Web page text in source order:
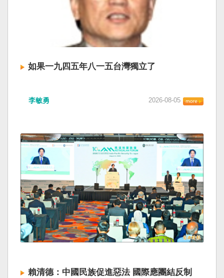
約等國際規範，「中共有關部門的無理粗魯聲明
是對國際秩序與規範的無知、漠視與踐踏，極其
可笑」。 中國海事局官網六日公告，颱風白海豚
將影響台灣海峽及周邊海域，廣東海事局決定六
日晚間六時起，對經過台灣海峽南口北上船舶實
施交通管制，各船舶必須遵守交通管制要求，聽
從現場海事管理機構指揮。 海巡署昨表示，台灣
自由」原則，中國無任何權利對該水域實施「管
之實的認知作戰，企圖藉海事管制將台海內水
化，予以最嚴厲譴責，並要求中方恪守國際規
範，避免破壞區域的和平穩定。 海巡署同時強
調，將持續運用聯合情監偵手段，全天候掌握我
國周邊海域動態，目前未偵獲中國船舶異常舉
動，亦未接獲航商反映遭到廣播干擾，提醒航經
該海域之商貨輪，如接獲中方廣播時，無需理會
中方要求，並請立即通報相關單位，海巡署將會
採取一切必要手段，確保船舶航行自由與安全。
如果一九四五年八一五台灣獨立了
的歷史就不會有中國國民黨，也不會捲入迄今仍
兩岸已有正常外交，中國也可致力提升國民福
祉。 如果一九四五年八一五台灣獨立了，就像二
戰後許多殖民地選擇獨立，成為杭廷頓第二波民
主化的歷史。獨立的台灣會像脫離日本殖民的韓
國，八一五這一天成為獨立紀念日及光復節。不
同於有國家歷史的朝鮮，台灣是新興國家，開展
自己國家的歷史。台灣沒有像朝鮮的左右路線競
逐政權，造成內戰形成南韓、北朝分裂國家的歷
史。或許會有左右路線政黨，形塑台灣的國家之
路。 如果一九四五年八一五台灣獨立了，一九四
史就會是另一種局面，與台灣無關。台灣沒有中
李敏勇 2026-08-05
賴清德：中國民族促進惡法 國際應團結反制